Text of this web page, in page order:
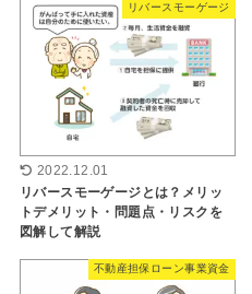
リバースモーゲージ
2022.12.01
リバースモーゲージとは？メリッ
トデメリット・問題点・リスクを
図解して解説
不動産担保ローン事業資金